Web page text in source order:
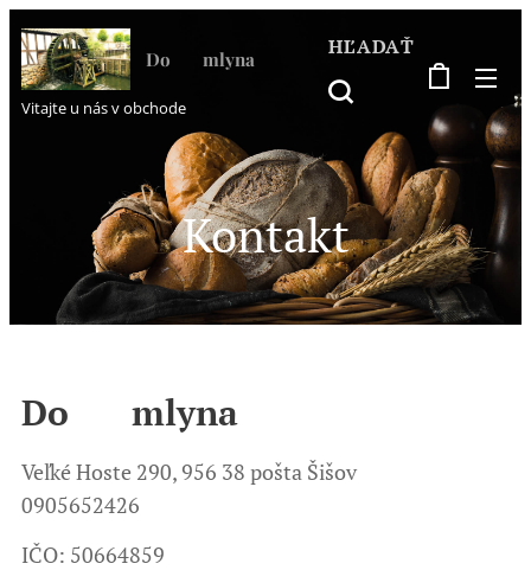
Do ♥ mlyna
Vitajte u nás v obchode
HĽADAŤ
Kontakt
Do ♥ mlyna
Veľké Hoste 290, 956 38 pošta Šišov
0905652426
IČO: 50664859